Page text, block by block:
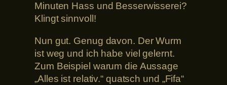
Minuten Hass und Besserwisserei?
Klingt sinnvoll!
Nun gut. Genug davon. Der Wurm
ist weg und ich habe viel gelernt.
Zum Beispiel warum die Aussage
„Alles ist relativ.“ quatsch und „Fifa“